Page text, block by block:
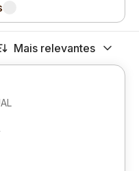
Mais relevantes